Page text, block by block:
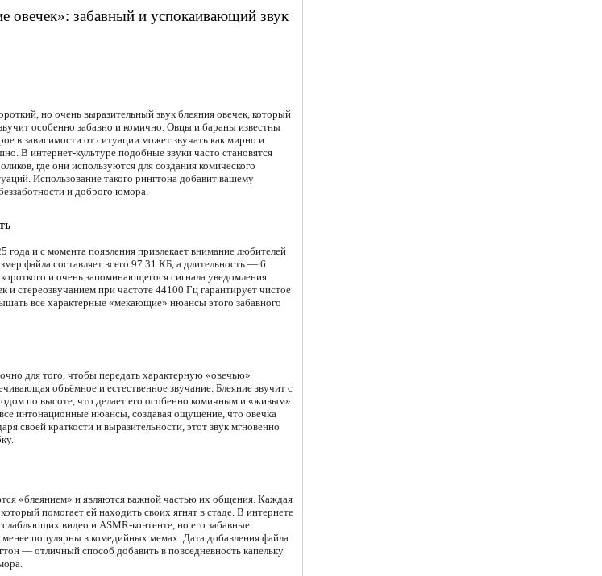
овечек»: забавный и успокаивающий звук
но очень выразительный звук блеяния овечек, который
особенно забавно и комично. Овцы и бараны известны
в зависимости от ситуации может звучать как мирно и
В интернет-культуре подобные звуки часто становятся
где они используются для создания комического
Использование такого рингтона добавит вашему
и доброго юмора.
года и с момента появления привлекает внимание любителей
файла составляет всего 97.31 КБ, а длительность — 6
и очень запоминающегося сигнала уведомления.
стереозвучанием при частоте 44100 Гц гарантирует чистое
все характерные «мекающие» нюансы этого забавного
для того, чтобы передать характерную «овечью»
объёмное и естественное звучание. Блеяние звучит с
по высоте, что делает его особенно комичным и «живым».
интонационные нюансы, создавая ощущение, что овечка
своей краткости и выразительности, этот звук мгновенно
«блеянием» и являются важной частью их общения. Каждая
помогает ей находить своих ягнят в стаде. В интернете
видео и ASMR-контенте, но его забавные
популярны в комедийных мемах. Дата добавления файла
— отличный способ добавить в повседневность капельку